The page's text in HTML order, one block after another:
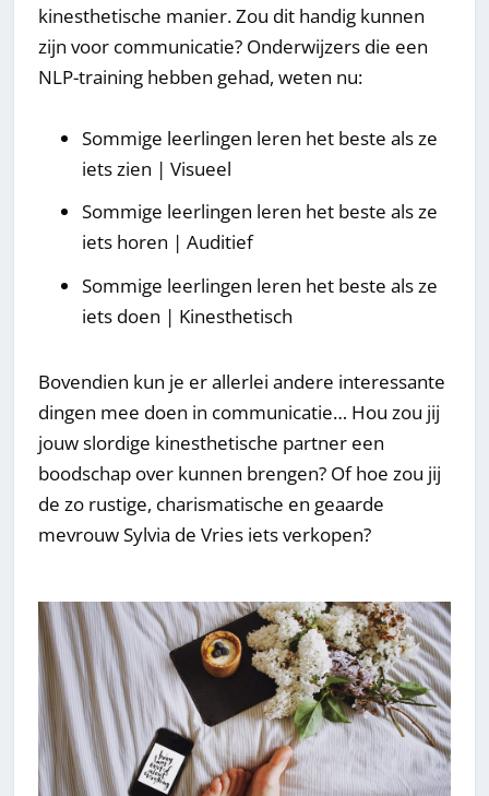
kinesthetische manier. Zou dit handig kunnen
zijn voor communicatie? Onderwijzers die een
NLP-training hebben gehad, weten nu:
Sommige leerlingen leren het beste als ze
iets zien | Visueel
Sommige leerlingen leren het beste als ze
iets horen | Auditief
Sommige leerlingen leren het beste als ze
iets doen | Kinesthetisch
Bovendien kun je er allerlei andere interessante
dingen mee doen in communicatie… Hou zou jij
jouw slordige kinesthetische partner een
boodschap over kunnen brengen? Of hoe zou jij
de zo rustige, charismatische en geaarde
mevrouw Sylvia de Vries iets verkopen?